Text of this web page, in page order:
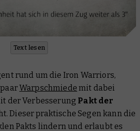
Text lesen
rund um die Iron Warriors,
paarWarpschmiede mit dabei
der Verbesserung Pakt der
Dieser praktische Segen kann die
Pakts lindern und erlaubt es